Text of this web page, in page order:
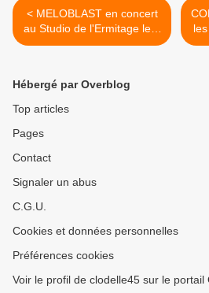
< MELOBLAST en concert
au Studio de l'Ermitage le 7
octobre - sortie nationale de
Hébergé par Overblog
Top articles
Pages
Contact
Signaler un abus
C.G.U.
Cookies et données personnelles
Préférences cookies
Voir le profil de clodelle45 sur le portail